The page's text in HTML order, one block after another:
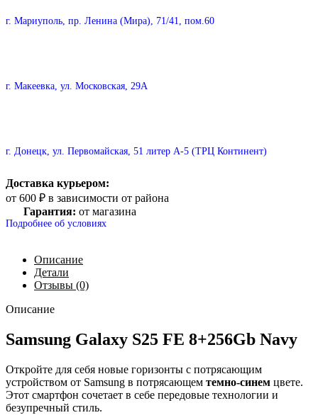
г. Мариуполь, пр. Ленина (Мира), 71/41, пом.60
г. Макеевка, ул. Московская, 29А
г. Донецк, ул. Первомайская, 51 литер А-5 (ТРЦ Континент)
Доставка курьером:
от 600 ₽ в зависимости от района
Гарантия: от магазина
Подробнее об условиях
Описание
Детали
Отзывы (0)
Описание
Samsung Galaxy S25 FE 8+256Gb Navy
Откройте для себя новые горизонты с потрясающим
устройством от Samsung в потрясающем темно-синем цвете.
Этот смартфон сочетает в себе передовые технологии и
безупречный стиль.